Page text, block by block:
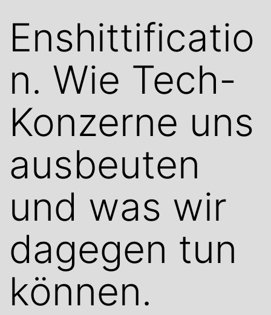
Enshittificatio
n. Wie Tech-
Konzerne uns
ausbeuten
und was wir
dagegen tun
können.